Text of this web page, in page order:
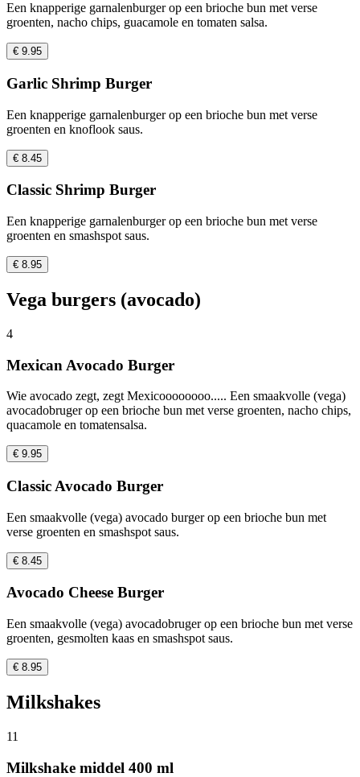
Een knapperige garnalenburger op een brioche bun met verse
groenten, nacho chips, guacamole en tomaten salsa.
€ 9.95
Garlic Shrimp Burger
Een knapperige garnalenburger op een brioche bun met verse
groenten en knoflook saus.
€ 8.45
Classic Shrimp Burger
Een knapperige garnalenburger op een brioche bun met verse
groenten en smashspot saus.
€ 8.95
Vega burgers (avocado)
4
Mexican Avocado Burger
Wie avocado zegt, zegt Mexicoooooooo..... Een smaakvolle (vega)
avocadobruger op een brioche bun met verse groenten, nacho chips,
quacamole en tomatensalsa.
€ 9.95
Classic Avocado Burger
Een smaakvolle (vega) avocado burger op een brioche bun met
verse groenten en smashspot saus.
€ 8.45
Avocado Cheese Burger
Een smaakvolle (vega) avocadobruger op een brioche bun met verse
groenten, gesmolten kaas en smashspot saus.
€ 8.95
Milkshakes
11
Milkshake middel 400 ml